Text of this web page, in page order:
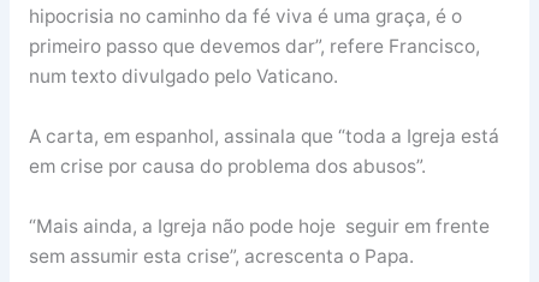
hipocrisia no caminho da fé viva é uma graça, é o
primeiro passo que devemos dar”, refere Francisco,
num texto divulgado pelo Vaticano.
A carta, em espanhol, assinala que “toda a Igreja está
em crise por causa do problema dos abusos”.
“Mais ainda, a Igreja não pode hoje seguir em frente
sem assumir esta crise”, acrescenta o Papa.